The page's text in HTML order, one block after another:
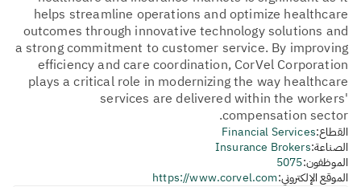
helps streamline operations and optimize healthcare
outcomes through innovative technology solutions and
a strong commitment to customer service. By improving
efficiency and care coordination, CorVel Corporation
plays a critical role in modernizing the way healthcare
services are delivered within the workers'
compensation sector.
القطاع:Financial Services
الصناعة:Insurance Brokers
الموظفون:5075
الموقع الإلكتروني:https://www.corvel.com